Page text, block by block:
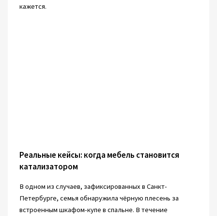
кажется.
Реальные кейсы: когда мебель становится
катализатором
В одном из случаев, зафиксированных в Санкт-
Петербурге, семья обнаружила чёрную плесень за
встроенным шкафом-купе в спальне. В течение